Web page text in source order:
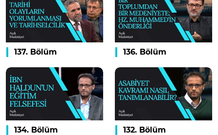
137. Bölüm 136. Bölüm
134. Bölüm 132. Bölüm